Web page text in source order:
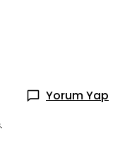
Yorum Yap